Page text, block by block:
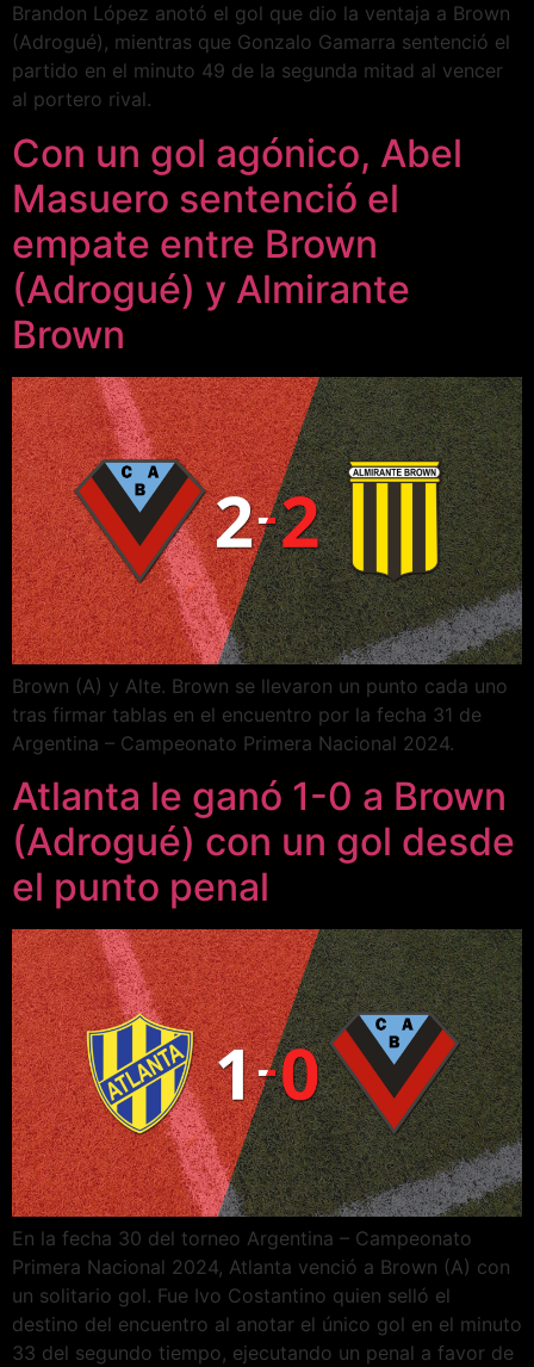
Brandon López anotó el gol que dio la ventaja a Brown
(Adrogué), mientras que Gonzalo Gamarra sentenció el
partido en el minuto 49 de la segunda mitad al vencer
al portero rival.
Con un gol agónico, Abel
Masuero sentenció el
empate entre Brown
(Adrogué) y Almirante
Brown
Brown (A) y Alte. Brown se llevaron un punto cada uno
tras firmar tablas en el encuentro por la fecha 31 de
Argentina – Campeonato Primera Nacional 2024.
Atlanta le ganó 1-0 a Brown
(Adrogué) con un gol desde
el punto penal
En la fecha 30 del torneo Argentina – Campeonato
Primera Nacional 2024, Atlanta venció a Brown (A) con
un solitario gol. Fue Ivo Costantino quien selló el
destino del encuentro al anotar el único gol en el minuto
33 del segundo tiempo, ejecutando un penal a favor de